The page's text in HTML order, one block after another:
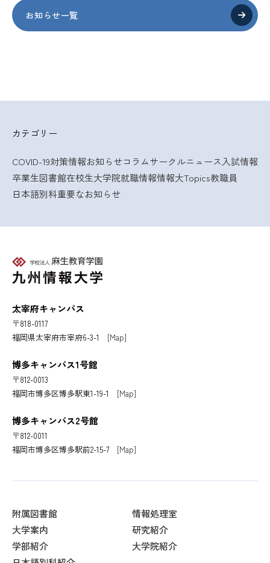
お知らせ一覧
カテゴリー
COVID-19対策情報お知らせコラムサークルニュース入試情報
卒業生図書館在校生大学院就職情報情報大Topics教職員
日本語別科重要なお知らせ
太宰府キャンパス
〒818-0117
福岡県太宰府市宰府6-3-1 [Map]
博多キャンパス1号館
〒812-0013
福岡市博多区博多駅東1-19-1 [Map]
博多キャンパス2号館
〒812-0011
福岡市博多区博多駅前2-15-7 [Map]
附属図書館
情報処理室
大学案内
研究紹介
学部紹介
大学院紹介